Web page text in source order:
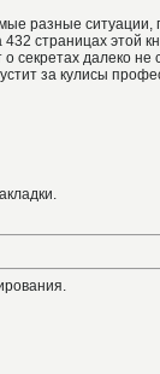
разные
страницах этой
секретах далеко
за кулисы